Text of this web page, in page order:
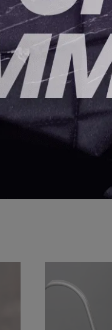
之前的產品則為油漆